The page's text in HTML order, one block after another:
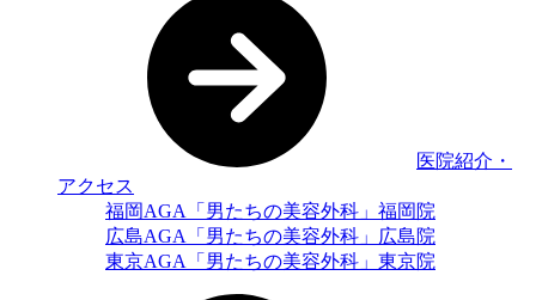
医院紹介・
アクセス
福岡AGA「男たちの美容外科」福岡院
広島AGA「男たちの美容外科」広島院
東京AGA「男たちの美容外科」東京院